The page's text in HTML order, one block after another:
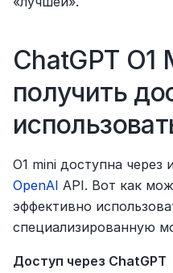
ChatGPT O1
получить
O1 mini доступна через
OpenAI API. Вот как
эффективно
специализированную
Доступ через ChatGPT